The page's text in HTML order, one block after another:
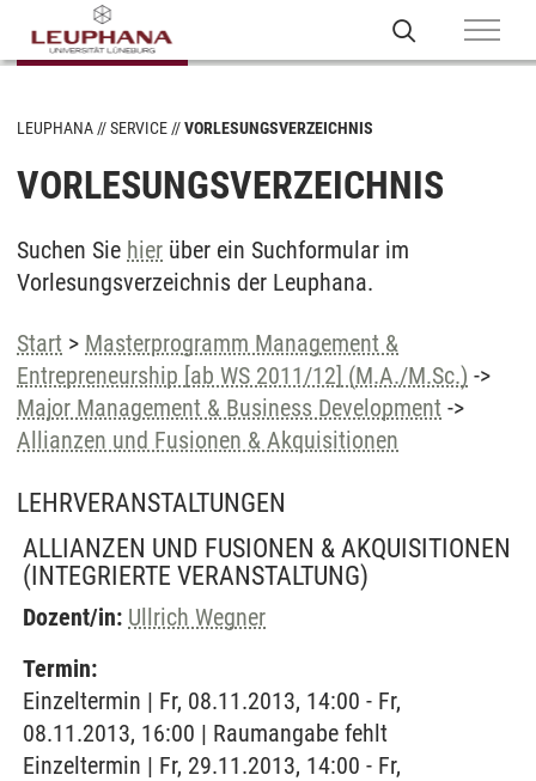
LEUPHANA SERVICE VORLESUNGSVERZEICHNIS
VORLESUNGSVERZEICHNIS
Suchen Sie hier über ein Suchformular im
Vorlesungsverzeichnis der Leuphana.
Start > Masterprogramm Management &
Entrepreneurship [ab WS 2011/12] (M.A./M.Sc.) ->
Major Management & Business Development ->
Allianzen und Fusionen & Akquisitionen
LEHRVERANSTALTUNGEN
ALLIANZEN UND FUSIONEN & AKQUISITIONEN
(INTEGRIERTE VERANSTALTUNG)
Dozent/in: Ullrich Wegner
Termin:
Einzeltermin | Fr, 08.11.2013, 14:00 - Fr,
08.11.2013, 16:00 | Raumangabe fehlt
Einzeltermin | Fr, 29.11.2013, 14:00 - Fr,